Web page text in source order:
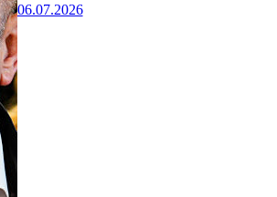
06.07.2026